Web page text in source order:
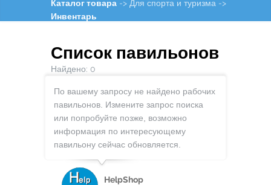
Каталог товара -> Для спорта и туризма ->
Инвентарь
Список павильонов
Найдено: 0
По вашему запросу не найдено рабочих
павильонов. Измените запрос поиска
или попробуйте позже, возможно
информация по интересующему
павильону сейчас обновляется.
HelpShop